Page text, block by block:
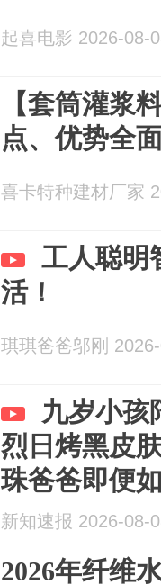
起喜电影 2026-08-
【套筒灌浆
点、优势全
喜卡特种建材厂家
工人聪明
活！
琪琪爸爸邬刚
九岁小孩
烈日烤黑皮
珠爸爸即便
累字
新知速报 2026-08-
2026年纤维